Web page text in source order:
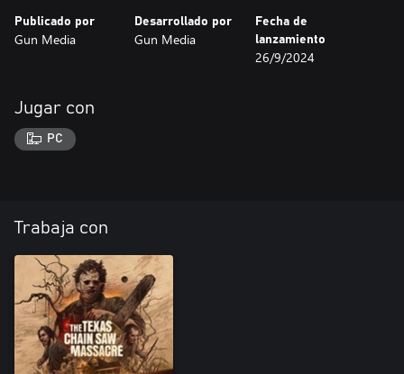
Publicado por
Gun Media
Desarrollado por
Gun Media
Fecha de
lanzamiento
26/9/2024
Jugar con
PC
Trabaja con